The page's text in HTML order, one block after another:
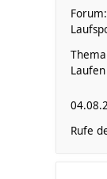
Forum:
Rufe